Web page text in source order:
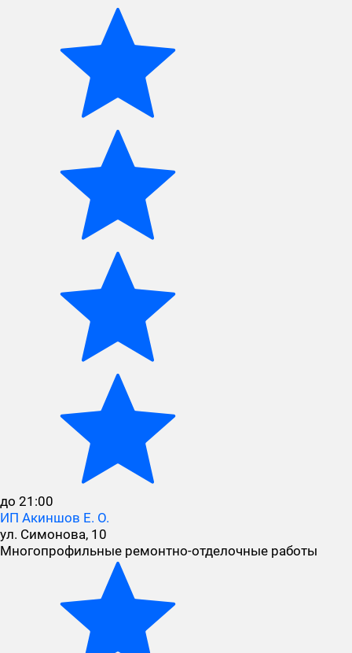
до 21:00
ИП Акиншов Е. О.
ул. Симонова, 10
Многопрофильные ремонтно-отделочные работы